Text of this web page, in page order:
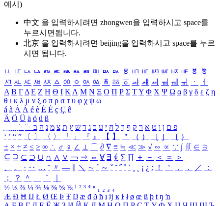
예시)
中文 을 입력하시려면 zhongwen을 입력하시고 space를
누르시면됩니다.
北京 을 입력하시려면 beijing을 입력하시고 space를 누르
시면 됩니다.
ㅥ ㅦ ㅧ ㅨ ㅩ ㅪ ㅫ ㅬ ㅭ ㅮ ㅯ ㅰ ㅱ ㅲ ㅳ ㅴ ㅵ ㅶ ㅷ ㅸ
ㅹ
ㅺ ㅻ ㅼ ㅽ ㅾ ㅿ ㆀ ㆁ ㆂ ㆃ ㆄ ㆅ ㆆ ㆇ ㆈ ㆉ ㆊ ㆋ ㆌ ㆍ
ㆎ
Α Β ΓΔ Ε Ζ Η Θ Ι ΚΛ Μ Ν Ξ Ο Π Ρ Σ ΤΥ Φ Χ Ψ Ω α β γ δ ε ζ η
θ ι κ λ μ ν ξ ο π ρ σ τ υ φ χ ψ ω
á à Á À é è É È ç Ç ê
Ä Ö Ü ä ö ü ß
ִֶֹ ֻּ ׁׂ פ ם ן ו ט א ר ק ף ך ל ח י ע כ ג ד ש ץ ת צ מ נ ה ב
‘ ’ “ ” 〔 〕 〈 〉 「 」 『 』 【 】 ＂ （ ） ［ ］ ｛ ｝
± × ÷ ≠ ≤ ≥ ∞ ∴ ♂ ♀ ∠ ⊥ ⌒ ∂ ∇ ≡ ≒ ≪ ≫ √ ∽ ∝ ∵ ∫ ∬ ∈ ∋
⊆ ⊇ ⊂ ⊃ ∪ ∩ ∧ ∨ ￢ ⇒ ⇔ ∀ ∃ ∮ ∑ ∏ ＋ － ＜ ＝
＞
、
。 · ‥ … ¨ 〃 ― ＼ ∼ ´ ～ ˇ ˘ ˝ ˚ ˙ ¸ ¡ ¿ ː ！ ＇ ， ． ／
：
；
？ ＾ ｀
½ ⅓ ⅔ ¼ ¾ ⅛ ⅜ ⅝ ⅞ ¹ ² ³ ⁴ ⁿ ₁ ₂ ₃ ₄
Æ Ð Ħ Ĳ Ł Ø Œ Þ Ŧ Ŋ æ đ ð ħ ı ĳ ĸ ŀ ł ø œ ß þ ŧ ŋ ŉ